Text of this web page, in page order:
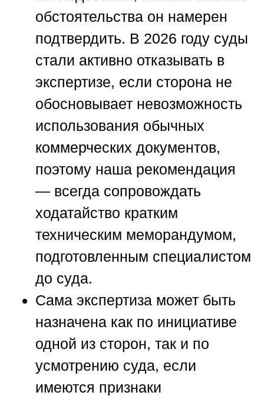
обстоятельства он намерен
подтвердить. В 2026 году суды
стали активно отказывать в
экспертизе, если сторона не
обосновывает невозможность
использования обычных
коммерческих документов,
поэтому наша рекомендация
— всегда сопровождать
ходатайство кратким
техническим меморандумом,
подготовленным специалистом
до суда.
Сама экспертиза может быть
назначена как по инициативе
одной из сторон, так и по
усмотрению суда, если
имеются признаки